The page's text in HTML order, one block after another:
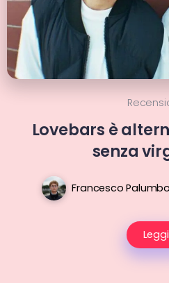
Lovebars è
senza
Francesco
Leggi